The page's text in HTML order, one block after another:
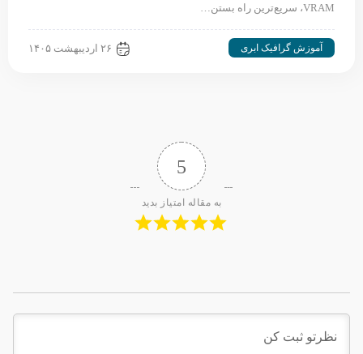
VRAM، سریع‌ترین راه بستن…
آموزش گرافیک ابری ۲۶ اردیبهشت ۱۴۰۵
5
به مقاله امتیاز بدید